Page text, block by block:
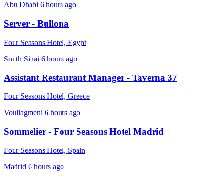
Abu Dhabi 6 hours ago
Server - Bullona
Four Seasons Hotel, Egypt
South Sinai 6 hours ago
Assistant Restaurant Manager - Taverna 37
Four Seasons Hotel, Greece
Vouliagmeni 6 hours ago
Sommelier - Four Seasons Hotel Madrid
Four Seasons Hotel, Spain
Madrid 6 hours ago